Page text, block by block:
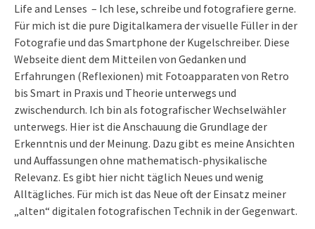
Life and Lenses – Ich lese, schreibe und fotografiere gerne.
Für mich ist die pure Digitalkamera der visuelle Füller in der
Fotografie und das Smartphone der Kugelschreiber. Diese
Webseite dient dem Mitteilen von Gedanken und
Erfahrungen (Reflexionen) mit Fotoapparaten von Retro
bis Smart in Praxis und Theorie unterwegs und
zwischendurch. Ich bin als fotografischer Wechselwähler
unterwegs. Hier ist die Anschauung die Grundlage der
Erkenntnis und der Meinung. Dazu gibt es meine Ansichten
und Auffassungen ohne mathematisch-physikalische
Relevanz. Es gibt hier nicht täglich Neues und wenig
Alltägliches. Für mich ist das Neue oft der Einsatz meiner
„alten“ digitalen fotografischen Technik in der Gegenwart.